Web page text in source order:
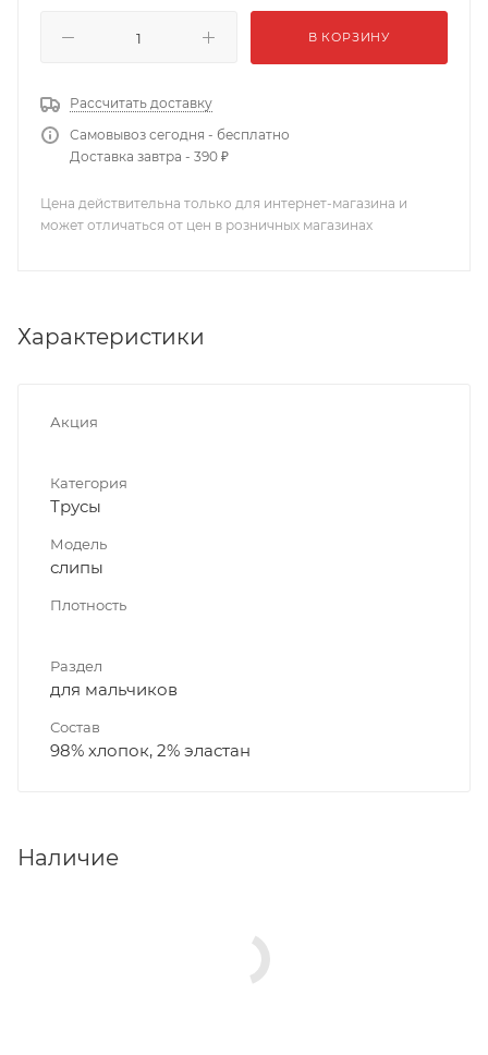
В КОРЗИНУ
Рассчитать доставку
Самовывоз сегодня - бесплатно
Доставка завтра - 390 ₽
Цена действительна только для интернет-магазина и
может отличаться от цен в розничных магазинах
Характеристики
Акция
Категория
Трусы
Модель
слипы
Плотность
Раздел
для мальчиков
Состав
98% хлопок, 2% эластан
Наличие